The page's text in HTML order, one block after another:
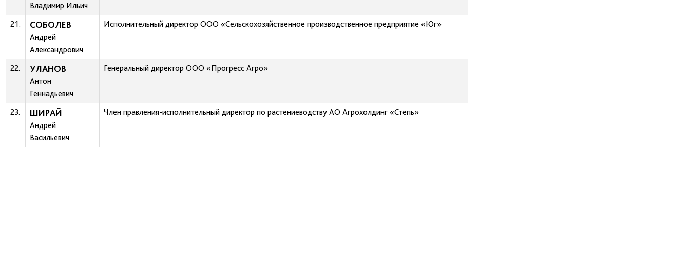
Владимир Ильич
21. СОБОЛЕВ
Андрей
Александрович
Исполнительный директор ООО «Сельскохозяйственное производственное предприятие «Юг»
22. УЛАНОВ
Антон
Геннадьевич
Генеральный директор ООО «Прогресс Агро»
23. ШИРАЙ
Андрей
Васильевич
Член правления-исполнительный директор по растениеводству АО Агрохолдинг «Степь»